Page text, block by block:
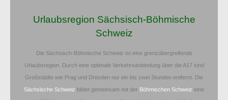
Urlaubsregion Sächsisch-Böhmische
Schweiz
Die Sächsisch-Böhmische Schweiz ist eine grenzübergreifende
Urlaubsregion. Durch eine optimale Verkehrsanbindung über die A17 sind
Großstädte wie Prag und Dresden nur ein bis zwei Stunden entfernt. Die
Sächsische Schweiz bildet gemeinsam mit der Böhmischen Schweiz eine